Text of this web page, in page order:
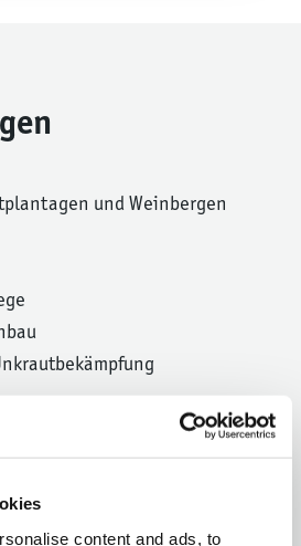
content and ads, to
und Weinbergen